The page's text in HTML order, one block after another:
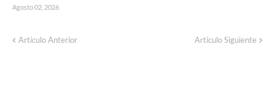
Agosto 02, 2026
Artículo Anterior Artículo Siguiente
Corte de energía programado para este